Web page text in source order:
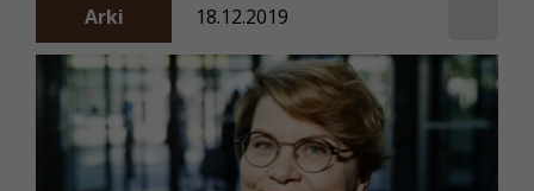
Arki 18.12.2019